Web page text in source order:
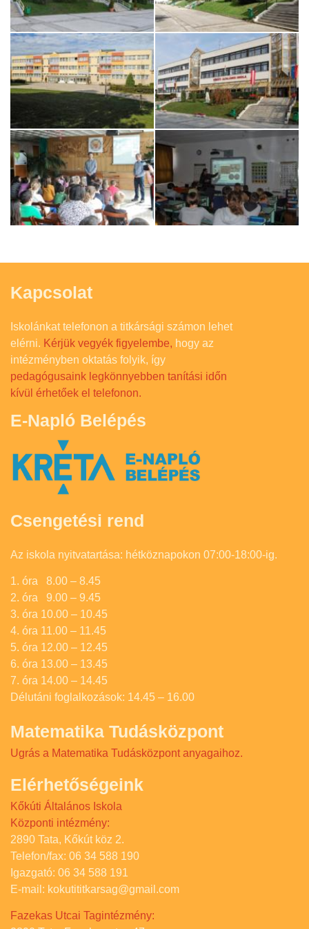
Kapcsolat
Iskolánkat telefonon a titkársági számon lehet
elérni. Kérjük vegyék figyelembe, hogy az
intézményben oktatás folyik, így
pedagógusaink legkönnyebben tanítási időn
kívül érhetőek el telefonon.
E-Napló Belépés
Csengetési rend
Az iskola nyitvatartása: hétköznapokon 07:00-18:00-ig.
1. óra 8.00 – 8.45
2. óra 9.00 – 9.45
3. óra 10.00 – 10.45
4. óra 11.00 – 11.45
5. óra 12.00 – 12.45
6. óra 13.00 – 13.45
7. óra 14.00 – 14.45
Délutáni foglalkozások: 14.45 – 16.00
Matematika Tudásközpont
Ugrás a Matematika Tudásközpont anyagaihoz.
Elérhetőségeink
Kőkúti Általános Iskola
Központi intézmény:
2890 Tata, Kőkút köz 2.
Telefon/fax: 06 34 588 190
Igazgató: 06 34 588 191
E-mail: kokutititkarsag@gmail.com
Fazekas Utcai Tagintézmény: